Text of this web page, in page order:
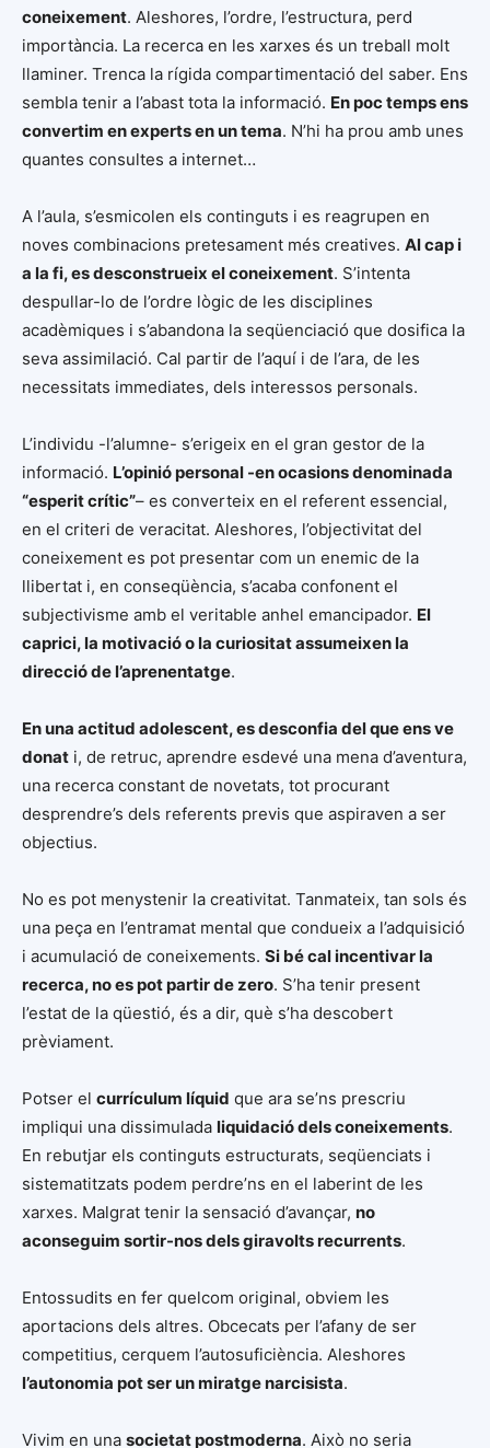
coneixement. Aleshores, l’ordre, l’estructura, perd
importància. La recerca en les xarxes és un treball molt
llaminer. Trenca la rígida compartimentació del saber. Ens
sembla tenir a l’abast tota la informació. En poc temps ens
convertim en experts en un tema. N’hi ha prou amb unes
quantes consultes a internet…
A l’aula, s’esmicolen els continguts i es reagrupen en
noves combinacions pretesament més creatives. Al cap i
a la fi, es desconstrueix el coneixement. S’intenta
despullar-lo de l’ordre lògic de les disciplines
acadèmiques i s’abandona la seqüenciació que dosifica la
seva assimilació. Cal partir de l’aquí i de l’ara, de les
necessitats immediates, dels interessos personals.
L’individu -l’alumne- s’erigeix en el gran gestor de la
informació. L’opinió personal -en ocasions denominada
“esperit crític”– es converteix en el referent essencial,
en el criteri de veracitat. Aleshores, l’objectivitat del
coneixement es pot presentar com un enemic de la
llibertat i, en conseqüència, s’acaba confonent el
subjectivisme amb el veritable anhel emancipador. El
caprici, la motivació o la curiositat assumeixen la
direcció de l’aprenentatge.
En una actitud adolescent, es desconfia del que ens ve
donat i, de retruc, aprendre esdevé una mena d’aventura,
una recerca constant de novetats, tot procurant
desprendre’s dels referents previs que aspiraven a ser
objectius.
No es pot menystenir la creativitat. Tanmateix, tan sols és
una peça en l’entramat mental que condueix a l’adquisició
i acumulació de coneixements. Si bé cal incentivar la
recerca, no es pot partir de zero. S’ha tenir present
l’estat de la qüestió, és a dir, què s’ha descobert
prèviament.
Potser el currículum líquid que ara se’ns prescriu
impliqui una dissimulada liquidació dels coneixements.
En rebutjar els continguts estructurats, seqüenciats i
sistematitzats podem perdre’ns en el laberint de les
xarxes. Malgrat tenir la sensació d’avançar, no
aconseguim sortir-nos dels giravolts recurrents.
Entossudits en fer quelcom original, obviem les
aportacions dels altres. Obcecats per l’afany de ser
competitius, cerquem l’autosuficiència. Aleshores
l’autonomia pot ser un miratge narcisista.
Vivim en una societat postmoderna. Això no seria